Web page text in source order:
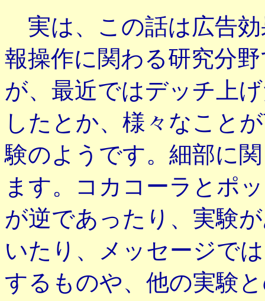
実は、この話は広告
報操作に関わる研究分
が、最近ではデッチ上
したとか、様々なこと
験のようです。細部に
ます。コカコーラとポ
が逆であったり、実験
いたり、メッセージで
するものや、他の実験